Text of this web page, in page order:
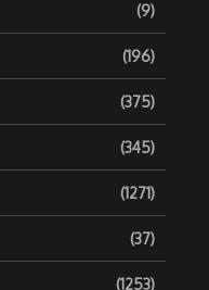
(9)
(196)
(375)
(345)
(1271)
(37)
(1253)